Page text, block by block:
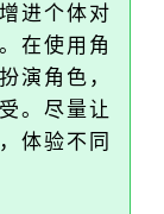
进个体对
在使用角
演角色，
。尽量让
体验不同